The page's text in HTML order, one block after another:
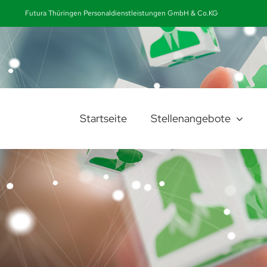
springen
Futura Thüringen Personaldienstleistungen GmbH & Co.KG
Startseite Stellenangebote